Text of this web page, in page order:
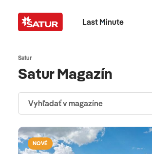
Last Minute
Satur
Satur Magazín
NOVÉ